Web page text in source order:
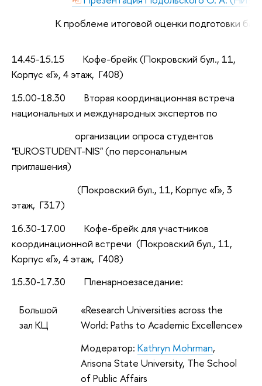
К проблеме итоговой оценки подготовки
14.45-15.15 Кофе-брейк (Покровский бул., 11,
Корпус «Г», 4 этаж, Г408)
15.00-18.30 Вторая координационная встреча
национальных и международных экспертов по
организации опроса студентов
"EUROSTUDENT-NIS"(по персональным
приглашения)
(Покровский бул., 11, Корпус «Г», 3
этаж, Г317)
16.30-17.00 Кофе-брейк для участников
координационной встречи (Покровский бул., 11,
Корпус «Г», 4 этаж, Г408)
15.30-17.30 Пленарноезаседание:
Большой
зал КЦ
«Research Universities across the
World: Paths to Academic Excellence»
Модератор: Kathryn Mohrman,
Arisona State University, The School
of Public Affairs